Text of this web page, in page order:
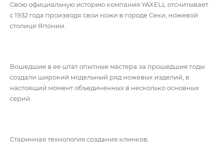
Свою официальную историю компания YAXELL отсчитывает
с 1932 года производя свои ножи в городе Секи, ножевой
столице Японии.
Вошедшие в ее штат опытные мастера за прошедшие годы
создали широкий модельный ряд ножевых изделий, в
настоящий момент объединенных в несколько основных
серий.
Старинная технология создания клинков,